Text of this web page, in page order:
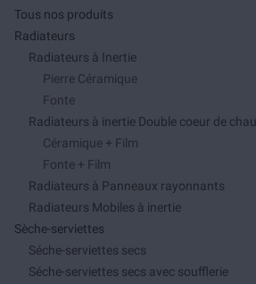
Tous nos produits
Radiateurs
Radiateurs à Inertie
Pierre Céramique
Fonte
Radiateurs à inertie Double coeur de
Céramique + Film
Fonte + Film
Radiateurs à Panneaux rayonnants
Radiateurs Mobiles à inertie
Sèche-serviettes
Séche-serviettes secs
Séche-serviettes secs avec soufflerie